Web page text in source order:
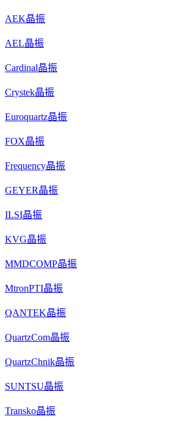
AEK晶振
AEL晶振
Cardinal晶振
Crystek晶振
Euroquartz晶振
FOX晶振
Frequency晶振
GEYER晶振
ILSI晶振
KVG晶振
MMDCOMP晶振
MtronPTI晶振
QANTEK晶振
QuartzCom晶振
QuartzChnik晶振
SUNTSU晶振
Transko晶振